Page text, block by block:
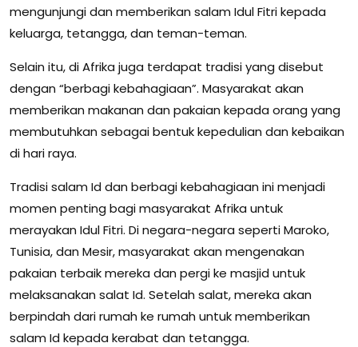
mengunjungi dan memberikan salam Idul Fitri kepada
keluarga, tetangga, dan teman-teman.
Selain itu, di Afrika juga terdapat tradisi yang disebut
dengan “berbagi kebahagiaan”. Masyarakat akan
memberikan makanan dan pakaian kepada orang yang
membutuhkan sebagai bentuk kepedulian dan kebaikan
di hari raya.
Tradisi salam Id dan berbagi kebahagiaan ini menjadi
momen penting bagi masyarakat Afrika untuk
merayakan Idul Fitri. Di negara-negara seperti Maroko,
Tunisia, dan Mesir, masyarakat akan mengenakan
pakaian terbaik mereka dan pergi ke masjid untuk
melaksanakan salat Id. Setelah salat, mereka akan
berpindah dari rumah ke rumah untuk memberikan
salam Id kepada kerabat dan tetangga.